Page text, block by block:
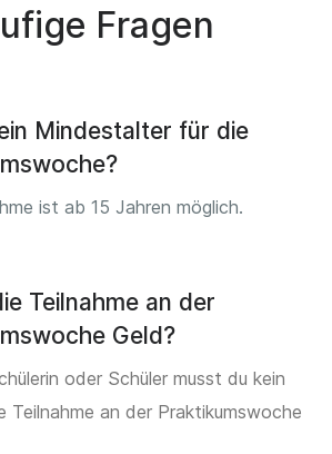
Fragen
Mindestalter für die
ist ab 15 Jahren möglich.
Teilnahme an der
Geld?
oder Schüler musst du kein
Teilnahme an der Praktikumswoche